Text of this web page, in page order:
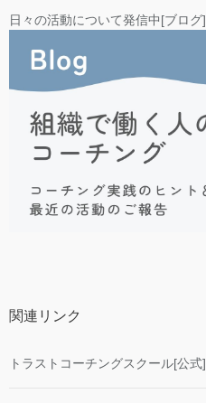
日々の活動について発信中[ブログ]
関連リンク
トラストコーチングスクール[公式]